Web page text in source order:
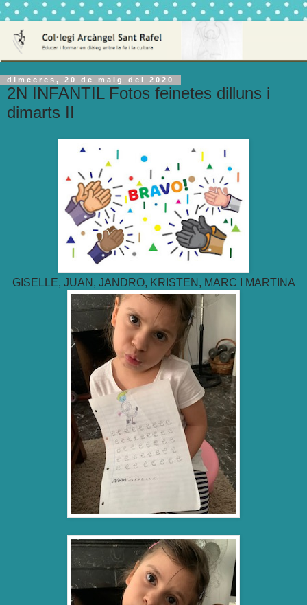
dimecres, 20 de maig del 2020
2N INFANTIL Fotos feinetes dilluns i
dimarts II
GISELLE, JUAN, JANDRO, KRISTEN, MARC I MARTINA